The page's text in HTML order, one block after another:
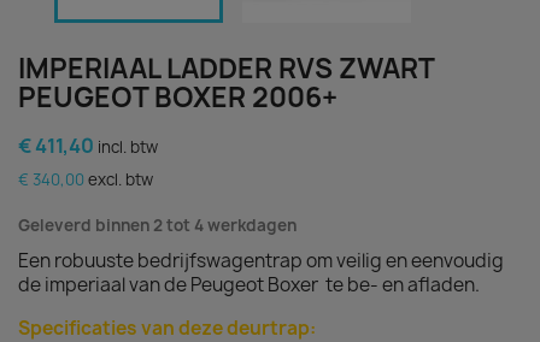
IMPERIAAL LADDER RVS ZWART
PEUGEOT BOXER 2006+
€ 411,40 incl. btw
€ 340,00 excl. btw
Geleverd binnen 2 tot 4 werkdagen
Een robuuste bedrijfswagentrap om veilig en eenvoudig
de imperiaal van de Peugeot Boxer te be- en afladen.
Specificaties van deze deurtrap: